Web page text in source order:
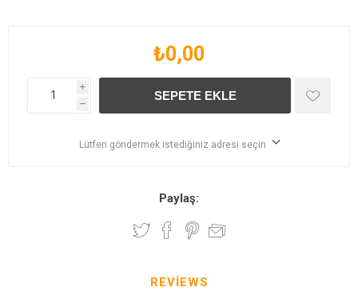
₺0,00
i
h
Lütfen göndermek istediğiniz adresi seçin
Paylaş:
REVIEWS